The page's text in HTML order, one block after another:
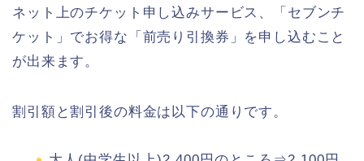
ネット上のチケット申し込みサービス、「セブンチ
ケット」でお得な「前売り引換券」を申し込むこと
が出来ます。
割引額と割引後の料金は以下の通りです。